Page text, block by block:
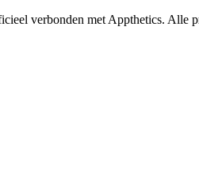
verbonden met Appthetics. Alle